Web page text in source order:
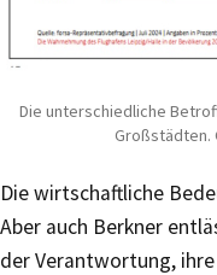
Die unterschiedliche
Großstädten.
Die wirtschaftliche
Aber auch Berkner
der Verantwortung, ihre